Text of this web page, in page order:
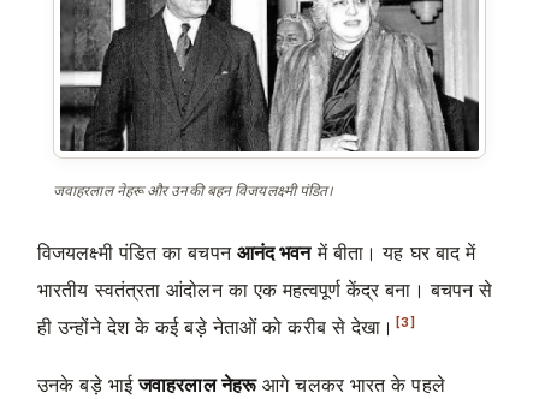
जवाहरलाल नेहरू और उनकी बहन विजयलक्ष्मी पंडित।
विजयलक्ष्मी पंडित का बचपन आनंद भवनमें बीता। यह घर बाद में
भारतीय स्वतंत्रता आंदोलन का एक महत्वपूर्ण केंद्र बना। बचपन से
ही उन्होंने देश के कई बड़े नेताओं को करीब से देखा।
[3]
उनके बड़े भाईजवाहरलाल नेहरूआगे चलकर भारत के पहले